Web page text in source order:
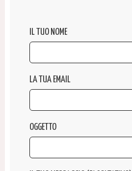
IL TUO NOME
LA TUA EMAIL
OGGETTO